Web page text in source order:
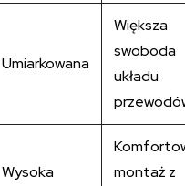
Umiarkowana
Większa
swoboda
układu
Wysoka
montaż z